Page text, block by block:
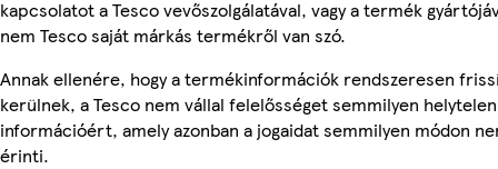
kapcsolatot a Tesco vevőszolgálatával, vagy a termék
nem Tesco saját márkás termékről van szó.
Annak ellenére, hogy a termékinformációk rendszeresen
kerülnek, a Tesco nem vállal felelősséget semmilyen helytelen
információért, amely azonban a jogaidat semmilyen módon
érinti.